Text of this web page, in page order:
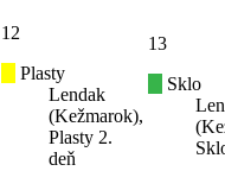
12
Plasty
Lendak
(Kežmarok),
Plasty 2.
deň
13
Sklo